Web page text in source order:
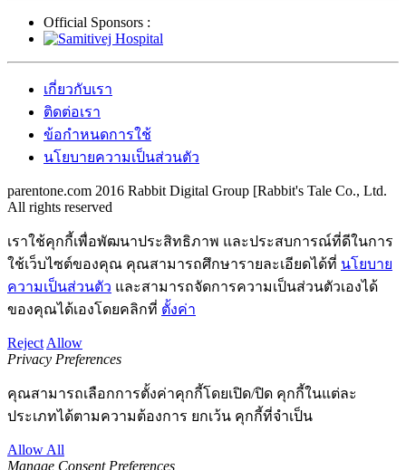
Official Sponsors :
เกี่ยวกับเรา
ติดต่อเรา
ข้อกำหนดการใช้
นโยบายความเป็นส่วนตัว
parentone.com 2016 Rabbit Digital Group [Rabbit's Tale Co., Ltd.
All rights reserved
เราใช้คุกกี้เพื่อพัฒนาประสิทธิภาพ และประสบการณ์ที่ดีในการ
ใช้เว็บไซต์ของคุณ คุณสามารถศึกษารายละเอียดได้ที่ นโยบาย
ความเป็นส่วนตัว และสามารถจัดการความเป็นส่วนตัวเองได้
ของคุณได้เองโดยคลิกที่ ตั้งค่า
Reject Allow
Privacy Preferences
คุณสามารถเลือกการตั้งค่าคุกกี้โดยเปิด/ปิด คุกกี้ในแต่ละ
ประเภทได้ตามความต้องการ ยกเว้น คุกกี้ที่จำเป็น
Allow All
Manage Consent Preferences